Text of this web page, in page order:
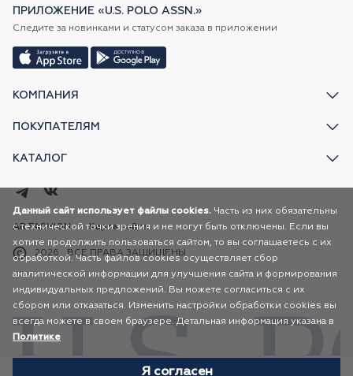
КОМПАНИЯ
ПОКУПАТЕЛЯМ
КАТАЛОГ
ПРИЛОЖЕНИЕ «U.S. POLO ASSN.»
Следите за новинками и статусом заказа в приложении
2026 ВСЕ ПРАВА ЗАЩИЩЕНЫ
AR FASHION Карта сайта
Данный сайт использует файлы cookies. Часть из них обязательны
с технической точки зрения и не могут быть отключены. Если вы
хотите продолжить пользоваться сайтом, то вы соглашаетесь с их
обработкой. Часть файлов cookies осуществляет сбор
аналитической информации для улучшения сайта и формирования
индивидуальных предложений. Вы можете согласиться с их
сбором или отказаться. Изменить настройки обработки cookies вы
всегда можете в своем браузере. Детальная информация указана в
Политике
Я согласен